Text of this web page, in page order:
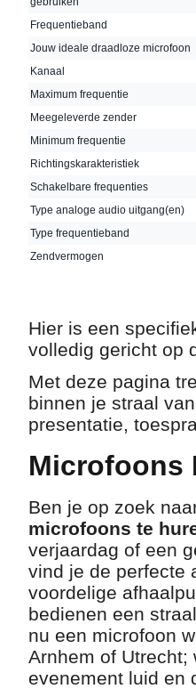
Frequentieband
Jouw ideale draadloze microfoon
Kanaal
Maximum frequentie
Meegeleverde zender
Minimum frequentie
Richtingskarakteristiek
Schakelbare frequenties
Type analoge audio uitgang(en)
Type frequentieband
Zendvermogen
Hier is een
volledig gericht op
Met deze pagina
binnen je straal
presentatie,
Microfoons
Ben je op zoek
microfoons te
verjaardag of een
vind je de perfecte
voordelige
bedienen een
nu een microfoon
Arnhem of Utrecht;
evenement luid en